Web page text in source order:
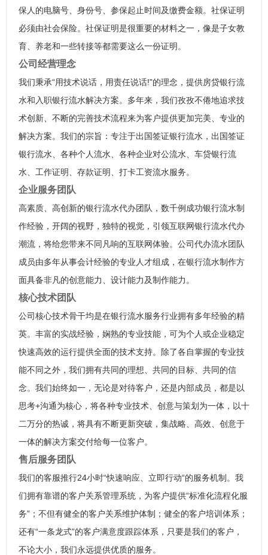
保人的电脑号、身份号、参保起止时间及缴费金额。社保证明
必须由社会保险。社保证明是很重要的材料之一，像是子女教
育、养老和一些转接等都需要这么一份证明。
公司经营理念
我们秉承“用技术说话，用责任说话!”的理念，提供房贷银行流
水和入职银行流水解决方案。多年来，我们孜孜不倦地追求技
术创新、不断的完善技术流程来为客户提供更加完美、专业的
解决方案。我们的宗旨：专注于出国签证银行流水，出国签证
银行流水、各种个人流水、各种企业对公流水、车贷银行流
水、工作证明、存款证明、打卡工资流水服务。
企业服务团队
高素质、高创新的银行流水代办团队，数千例成功银行流水制
作经验，开阔的视野，独特的视觉，引领互联网银行流水代办
潮流，将给您带来不同凡响的互联网体验。公司代办流水团队
成员由多年从事会计经验的专业人才组成，在银行流水制作方
面具备非凡的创意能力、设计能力及制作能力。
核心技术团队
公司核心技术骨干均是在银行流水服务行业拥有多年经验的精
英。丰富的实战经验，娴熟的专业技能，可为个人或企业稳定
快速高效的运行提供全面的技术支持。除了各自掌握的专业技
能不同之外，我们拥有共同的理想、共同的目标、共同的信
念。我们始终如一，无论是对待客户，还是内部成员，都是以
思考+沟通为核心，将各种专业技术、创意与策划为一体，以十
二万分的热诚，将具有不断更新突破，集战略、高效、创意于
一体的解决方案交付给每一位客户。
售后服务团队
我们的客服推行24小时“快速响应、立即行动“的服务机制。我
们拥有靠谱的客户关系管理系统，为客户提供“标准化流程化服
务”；不但有健全的客户关系维护体制；健全的客户培训体系；
还有“一条龙式”的客户满意度跟踪体系，只要是我们的客户，
不论大小，我们永远提供优质的服务。